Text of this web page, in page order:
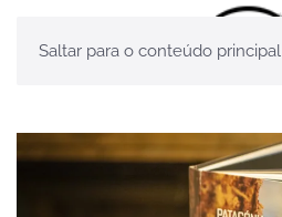
Saltar para o conteúdo principal